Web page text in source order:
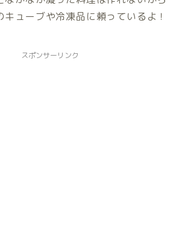
ューブや冷凍品に頼っているよ！
スポンサーリンク